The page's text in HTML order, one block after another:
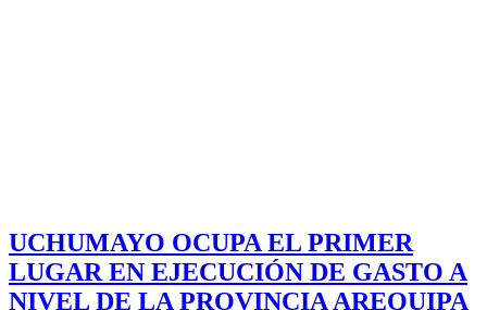
UCHUMAYO OCUPA EL PRIMER
LUGAR EN EJECUCIÓN DE GASTO A
NIVEL DE LA PROVINCIA AREQUIPA